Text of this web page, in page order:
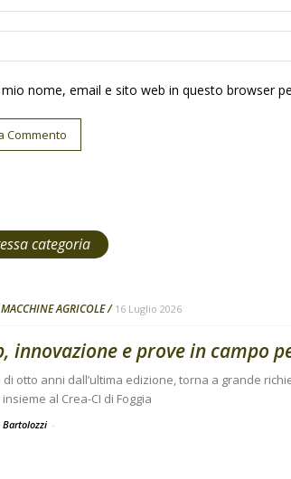
mio nome, email e sito web in questo browser
categoria
AGRICOLE 16 Luglio 2026
innovazione e prove in campo
di otto anni dall’ultima edizione, torna a grande
al Crea-CI di Foggia
Bartolozzi -